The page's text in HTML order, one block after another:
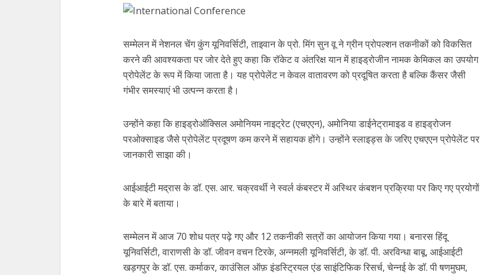
सम्मेलन में नेशनल चेंग कुंग यूनिवर्सिटी, ताइवान के प्रो. मिंग सुन वू ने ग्रीन प्रोपल्शन तकनीकों को विकसित
करने की आवश्यकता पर जोर देते हुए कहा कि रॉकेट व अंतरिक्ष यान में हाइड्रोजीन नामक केमिकल का उपयोग
प्रोपेलेंट के रूप में किया जाता है। यह प्रोपेलेंट न केवल वातावरण को प्रदूषित करता है बल्कि कैंसर जैसी
गंभीर समस्याएं भी उत्पन्न करता है।
उन्होंने कहा कि हाइड्रोऑक्सिल अमोनियम नाइट्रेट (एचएएन), अमोनिया डाईनेट्रामाइड व हाइड्रोजन
परओक्साइड जैसे प्रोपेलेंट प्रदूषण कम करने में सहायक होंगे। उन्होंने स्लाइड्स के जरिए एचएएन प्रोपेलेंट पर
जानकारी साझा की।
आईआईटी मद्रास के डॉ. एस. आर. चक्रवर्थी ने स्वर्ल कंबस्टर में अस्थिर कंबशन प्रक्रिया पर किए गए प्रयोगों
के बारे में बताया।
सम्मेलन में आज 70 शोध पत्र पढ़े गए और 12 तकनीकी सत्रों का आयोजन किया गया। बनारस हिंदू
यूनिवर्सिटी, वाराणसी के डॉ. जीवन वचन टिरके, अन्नमली यूनिवर्सिटी, के डॉ. पी. अरविन्धा बाबू, आईआईटी
खड़गपुर के डॉ. एस. कर्माकर, काउंसिल ऑफ़ इंडस्ट्रियल एंड साइंटिफिक रिसर्च, चेन्नई के डॉ. पी षणमुघम,